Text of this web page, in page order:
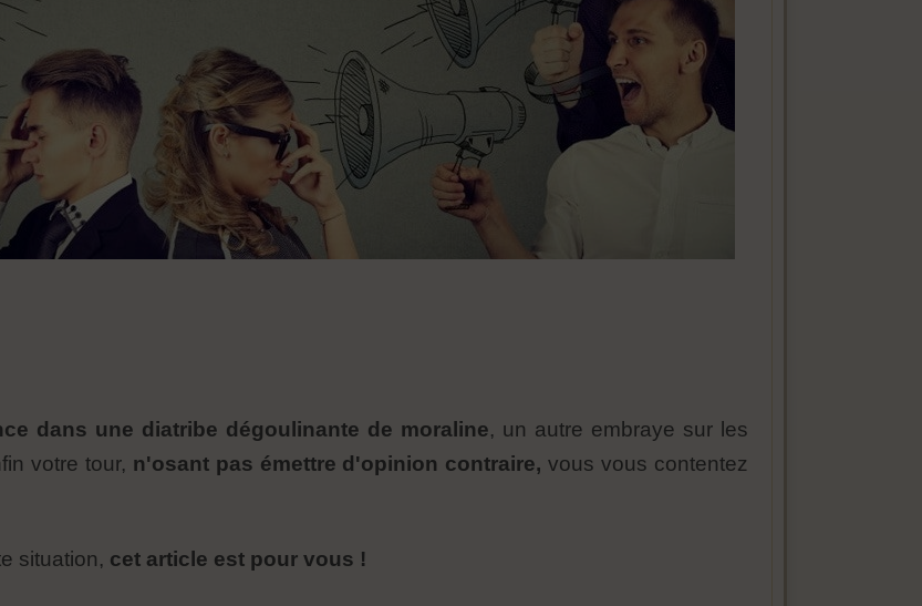
dans une diatribe dégoulinante de moraline, un autre embraye sur les
votre tour, n'osant pas émettre d'opinion contraire, vous vous contentez
situation, cet article est pour vous !